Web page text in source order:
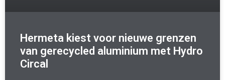
Hermeta kiest voor nieuwe grenzen
van gerecycled aluminium met Hydro
Circal